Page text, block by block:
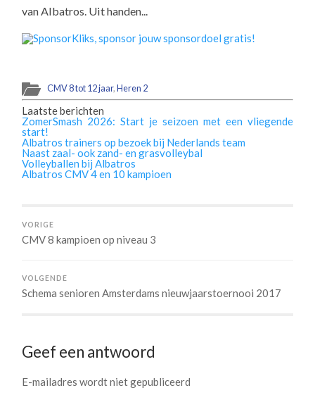
van Albatros. Uit handen...
CMV 8 tot 12 jaar,Heren 2
Laatste berichten
ZomerSmash 2026: Start je seizoen met een vliegende
start!
Albatros trainers op bezoek bij Nederlands team
Naast zaal- ook zand- en grasvolleybal
Volleyballen bij Albatros
Albatros CMV 4 en 10 kampioen
VORIGE
CMV 8 kampioen op niveau 3
VOLGENDE
Schema senioren Amsterdams nieuwjaarstoernooi 2017
Geef een antwoord
E-mailadres wordt niet gepubliceerd